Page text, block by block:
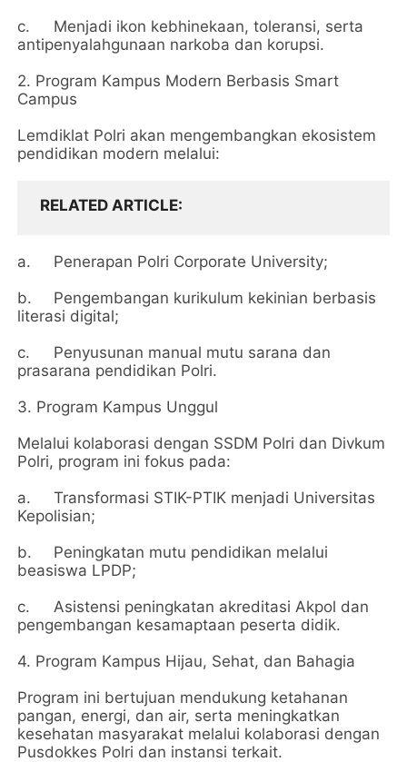
c.
Menjadi ikon kebhinekaan, toleransi, serta
antipenyalahgunaan narkoba dan korupsi.
2.⁠ ⁠Program Kampus Modern Berbasis Smart
Campus
Lemdiklat Polri akan mengembangkan ekosistem
pendidikan modern melalui:
RELATED ARTICLE
a.
Penerapan Polri Corporate University;
b.
Pengembangan kurikulum kekinian berbasis
literasi digital;
c.
Penyusunan manual mutu sarana dan
prasarana pendidikan Polri.
3.⁠ ⁠Program Kampus Unggul
Melalui kolaborasi dengan SSDM Polri dan Divkum
Polri, program ini fokus pada:
a.
Transformasi STIK-PTIK menjadi Universitas
Kepolisian;
b.
Peningkatan mutu pendidikan melalui
beasiswa LPDP;
c.
Asistensi peningkatan akreditasi Akpol dan
pengembangan kesamaptaan peserta didik.
4.⁠ ⁠Program Kampus Hijau, Sehat, dan Bahagia
Program ini bertujuan mendukung ketahanan
pangan, energi, dan air, serta meningkatkan
kesehatan masyarakat melalui kolaborasi dengan
Pusdokkes Polri dan instansi terkait.